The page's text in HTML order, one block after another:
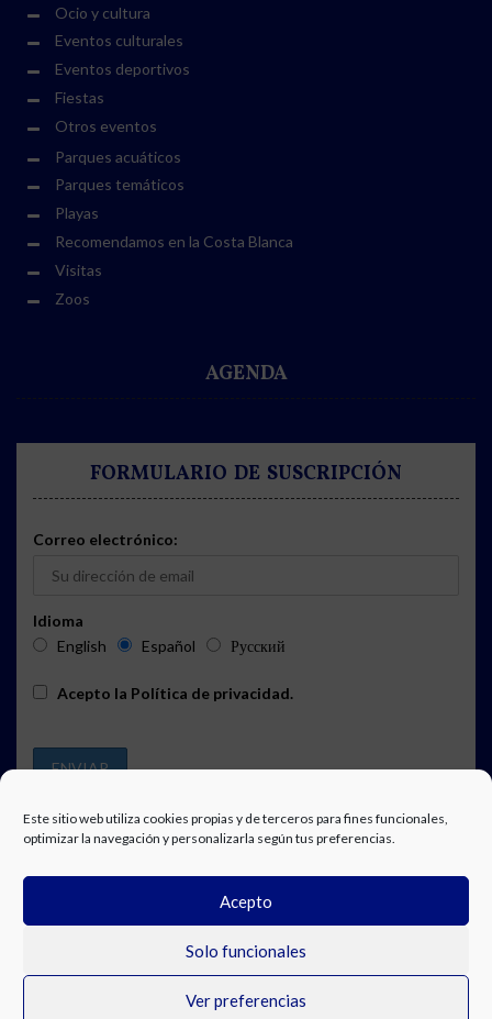
Este sitio web utiliza cookies propias y de terceros para fines funcionales,
optimizar la navegación y personalizarla según tus preferencias.
Acepto
Solo funcionales
Ver preferencias
Ocio y cultura
Eventos culturales
Eventos deportivos
Fiestas
Otros eventos
Parques acuáticos
Parques temáticos
Playas
Recomendamos en la Costa Blanca
Visitas
Zoos
AGENDA
FORMULARIO DE SUSCRIPCIÓN
Correo electrónico:
Idioma
English
Español Русский
Acepto la Política de privacidad.
SUSCRIPCIÓN A LA AGENDA
TRABAJA CON NOSOTROS
© Costa Blanca Up. All rights reserved.